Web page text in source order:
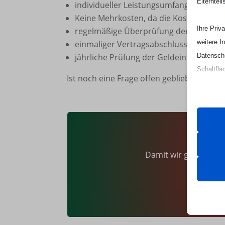
individueller Leistungsumfang
Keine Mehrkosten, da die
regelmäßige Überprüfung der
einmaliger Vertragsabschluss
jährliche Prüfung der Geldeinlagen
Ist noch eine Frage offen geblieben? Wir
Damit wir genug
Ihre
weitere
und die